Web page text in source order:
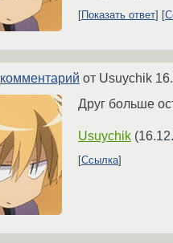
Показать ответ
комментарий от Usuychik
Друг больше
Usuychik (
Ссылка